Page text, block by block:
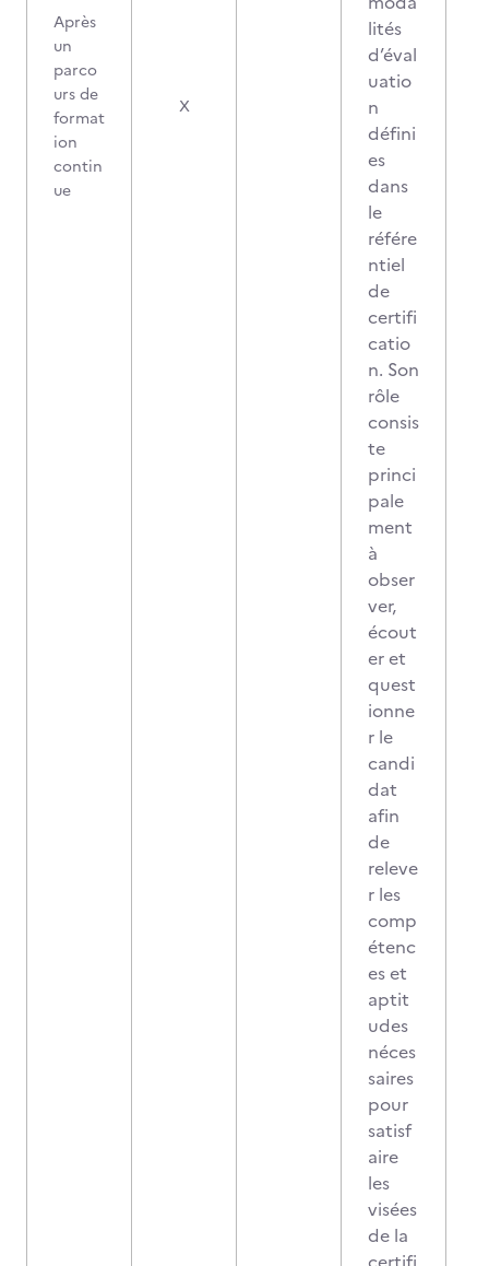
Après
un
parco
urs de
format
ion
contin
ue
X
lités
d’éval
uatio
n
défini
es
dans
le
référe
ntiel
de
certifi
catio
n. Son
rôle
consis
te
princi
pale
ment
à
obser
ver,
écout
er et
quest
ionne
r le
candi
dat
afin
de
releve
r les
comp
étenc
es et
aptit
udes
néces
saires
pour
satisf
aire
les
visées
de la